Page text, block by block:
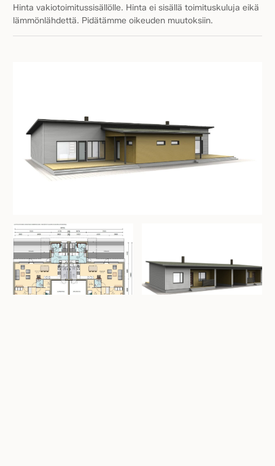
Hinta vakiotoimitussisällölle. Hinta ei sisällä toimituskuluja eikä
lämmönlähdettä. Pidätämme oikeuden muutoksiin.